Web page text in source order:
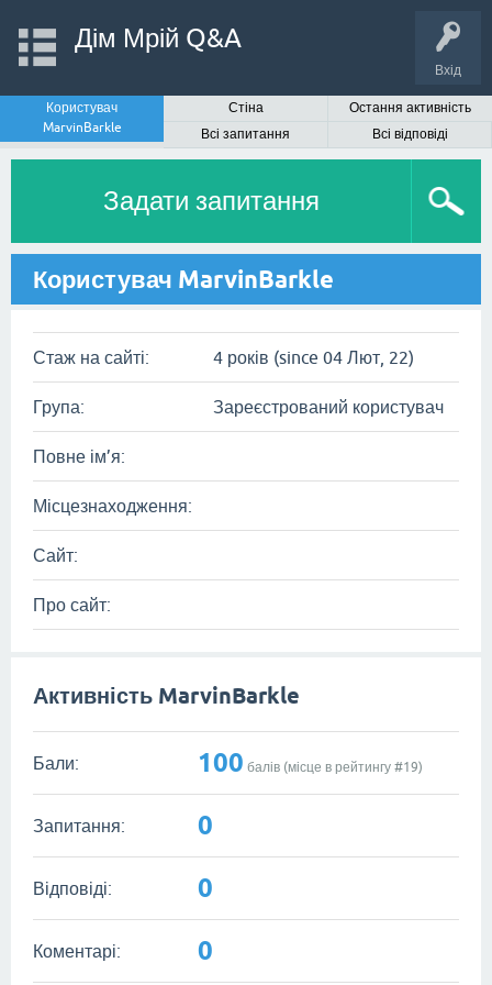
Вхід
Дім Мрій Q&A
Користувач
MarvinBarkle
Стіна
Остання активність
Всі запитання
Всі відповіді
Задати запитання
Користувач MarvinBarkle
Стаж на сайті: 4 років (since 04 Лют, 22)
Група: Зареєстрований користувач
Повне ім’я:
Місцезнаходження:
Сайт:
Про сайт:
Активність MarvinBarkle
Бали: 100 балів (місце в рейтингу #19)
Запитання: 0
Відповіді: 0
Коментарі: 0